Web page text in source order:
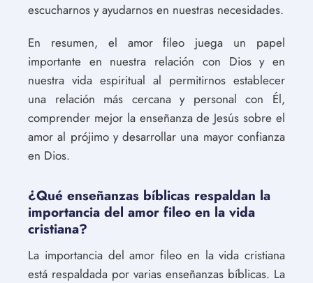
escucharnos y ayudarnos en nuestras necesidades.
En resumen, el amor fileo juega un papel
importante en nuestra relación con Dios y en
nuestra vida espiritual al permitirnos establecer
una relación más cercana y personal con Él,
comprender mejor la enseñanza de Jesús sobre el
amor al prójimo y desarrollar una mayor confianza
en Dios.
¿Qué enseñanzas bíblicas respaldan la
importancia del amor fileo en la vida
cristiana?
La importancia del amor fileo en la vida cristiana
está respaldada por varias enseñanzas bíblicas. La